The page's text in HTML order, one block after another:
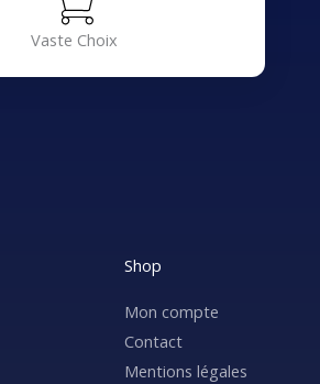
Vaste Choix
Shop
Mon compte
Contact
Mentions légales